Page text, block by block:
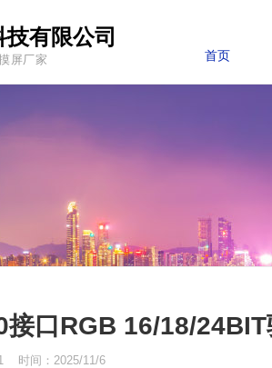
有限公司
屏厂家 首页
口RGB 16/18/
时间：2025/11/6